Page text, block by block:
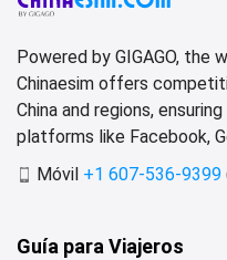
Powered by GIGAGO, the
Chinaesim offers
China and regions,
platforms like Facebook,
Móvil +1 607-536-9399
Guía para Viajeros